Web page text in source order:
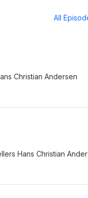
All
Christian Andersen
Hans Christian